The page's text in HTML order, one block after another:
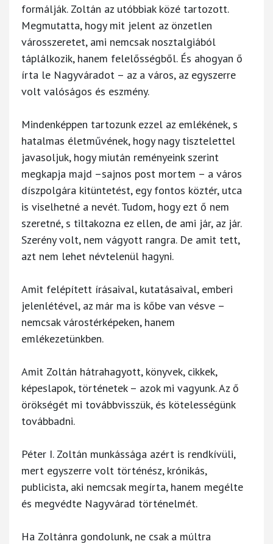
formálják. Zoltán az utóbbiak közé tartozott.
Megmutatta, hogy mit jelent az önzetlen
városszeretet, ami nemcsak nosztalgiából
táplálkozik, hanem felelősségből. És ahogyan ő
írta le Nagyváradot – az a város, az egyszerre
volt valóságos és eszmény.
Mindenképpen tartozunk ezzel az emlékének, s
hatalmas életművének, hogy nagy tisztelettel
javasoljuk, hogy miután reményeink szerint
megkapja majd –sajnos post mortem – a város
díszpolgára kitüntetést, egy fontos köztér, utca
is viselhetné a nevét. Tudom, hogy ezt ő nem
szeretné, s tiltakozna ez ellen, de ami jár, az jár.
Szerény volt, nem vágyott rangra. De amit tett,
azt nem lehet névtelenül hagyni.
Amit felépített írásaival, kutatásaival, emberi
jelenlétével, az már ma is kőbe van vésve –
nemcsak várostérképeken, hanem
emlékezetünkben.
Amit Zoltán hátrahagyott, könyvek, cikkek,
képeslapok, történetek – azok mi vagyunk. Az ő
örökségét mi továbbvisszük, és kötelességünk
továbbadni.
Péter I. Zoltán munkássága azért is rendkívüli,
mert egyszerre volt történész, krónikás,
publicista, aki nemcsak megírta, hanem megélte
és megvédte Nagyvárad történelmét.
Ha Zoltánra gondolunk, ne csak a múltra